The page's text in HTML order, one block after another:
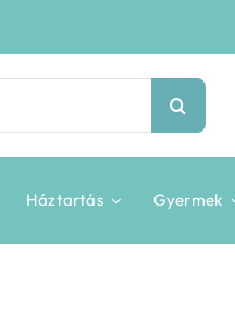
Háztartás Gyermek